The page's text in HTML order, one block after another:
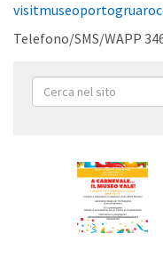
Telefono/SMS/WAPP
Form
di